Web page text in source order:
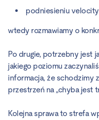
podniesieniu
wtedy rozmawiamy o
Po drugie, potrzebny jest
jakiego poziomu
informacja, że schodzimy
przestrzeń na „chyba jest
Kolejna sprawa to strefa